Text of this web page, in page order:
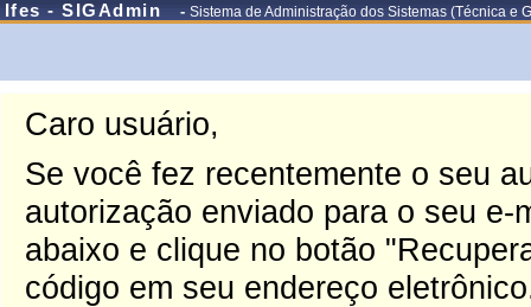
Ifes - SIGAdmin - Sistema de Administração dos Sistemas (Técnica e
Caro usuário,
Se você fez recentemente o seu
autorização enviado para o seu
abaixo e clique no botão
código em seu endereço